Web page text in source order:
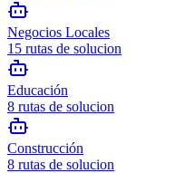
Negocios Locales
15 rutas de solucion
Educación
8 rutas de solucion
Construcción
8 rutas de solucion